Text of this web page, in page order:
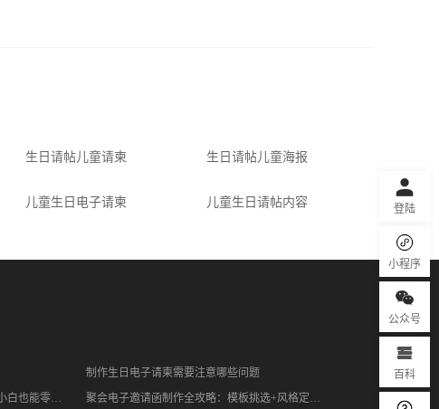
登陆
小程序
公众号
百科
生日请帖儿童请柬 生日请帖儿童海报
儿童生日电子请柬 儿童生日请帖内容
制作生日电子请柬需要注意哪些问题
超有新意的升学电子请柬制作教程！小白也能零成本搞定 聚会电子邀请函制作全攻略：模板挑选+风格定制+实操教程